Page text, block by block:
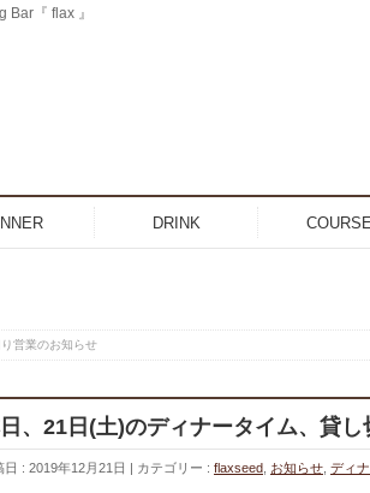
『 flax 』
DRINK COURSE
営業のお知らせ
、21日(土)のディナータイム、貸
日 : 2019年12月21日 カテゴリー : flaxseed お知らせ ディ